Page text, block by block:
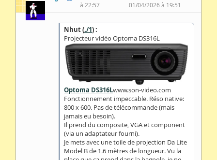
à 22:57
01/04/2026 à 19:51
Nhut (./1) :
Projecteur vidéo Optoma DS316L
Optoma DS316Lwww.son-video.com
Fonctionnement impeccable. Réso native:
800 x 600. Pas de télécommande (mais
jamais eu besoin).
Il prend du composite, VGA et component
(via un adaptateur fourni).
Je mets avec une toile de projection Da Lite
Model B de 1.6 mètres de longueur. Vu la